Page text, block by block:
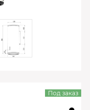
Под заказ